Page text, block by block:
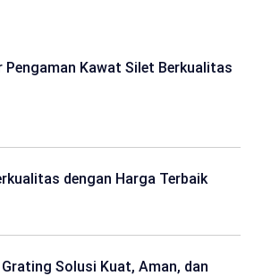
Kawat Silet Berkualitas
dengan Harga Terbaik
Solusi Kuat, Aman, dan